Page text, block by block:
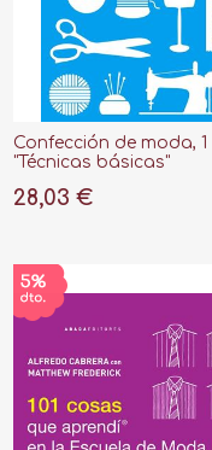
Confección de moda, 1
"Técnicas básicas"
28,03 €